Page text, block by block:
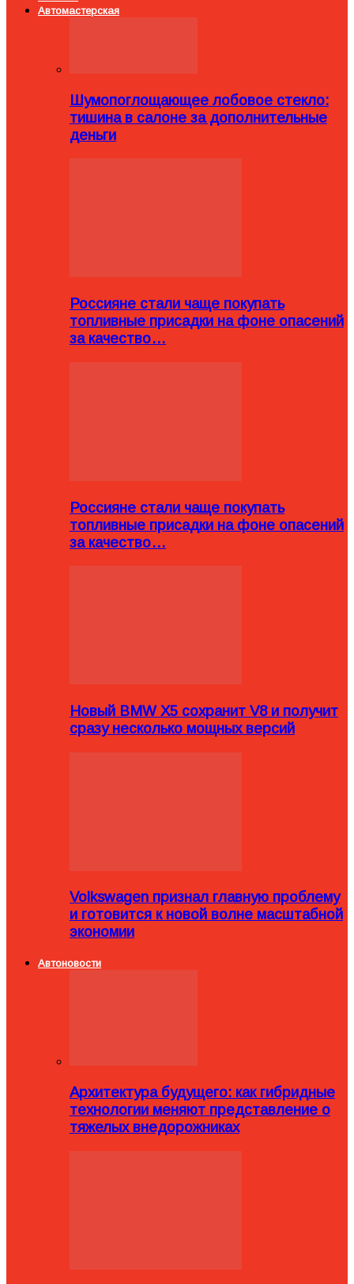
Автомастерская
Шумопоглощающее лобовое стекло:
тишина в салоне за дополнительные
деньги
Россияне стали чаще покупать
топливные присадки на фоне опасений
за качество…
Россияне стали чаще покупать
топливные присадки на фоне опасений
за качество…
Новый BMW X5 сохранит V8 и получит
сразу несколько мощных версий
Volkswagen признал главную проблему
и готовится к новой волне масштабной
экономии
Автоновости
Архитектура будущего: как гибридные
технологии меняют представление о
тяжелых внедорожниках